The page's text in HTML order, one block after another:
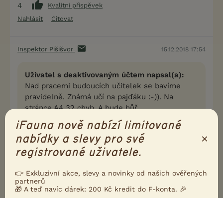
4
Kvalitní příspěvek
Nahlásit
Citovat
Inspektor Pišišvor 15.12.2018 17:54
Uživatel s deaktivovaným účtem napsal(a):
Nad pracemi budoucích učitelek se bavíme
pravidelně. Známá učí na pajďáku :-)). Na
stránce A4 32 chyb. A bude hůř.
Ale oni hloupost nahradí sebevědomím :
https://www.youtube.com/watch?
v=dpbniPi2J88
( Je to staré, známé, ale já se vždycky hrozně
tak to mě zabilo!
iFauna nově nabízí limitované
nabídky a slevy pro své
registrované uživatele.
×
👉 Exkluzivní akce, slevy a novinky od našich ověřených
partnerů
🎁 A teď navíc dárek: 200 Kč kredit do F-konta. 🎉